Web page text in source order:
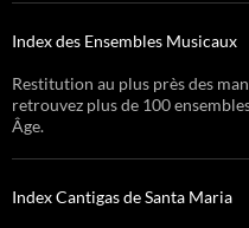
Index des Ensembles Musicaux
Restitution au plus près des
retrouvez plus de 100
Âge.
Index Cantigas de Santa Maria